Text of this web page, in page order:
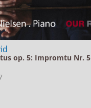
op. 5: Impromtu Nr. 5